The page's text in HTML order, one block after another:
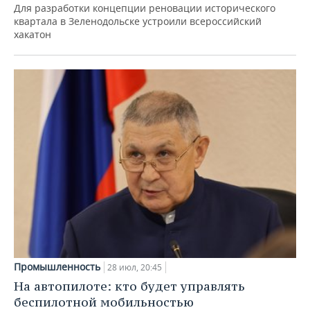
Для разработки концепции реновации исторического
квартала в Зеленодольске устроили всероссийский
хакатон
Промышленность 28 июл, 20:45
На автопилоте: кто будет управлять
беспилотной мобильностью